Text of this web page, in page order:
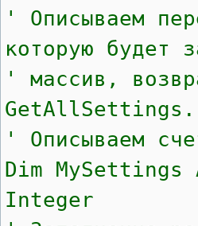
' Описываем
которую будет
' массив,
GetAllSettings.
' Описываем
Dim
Integer